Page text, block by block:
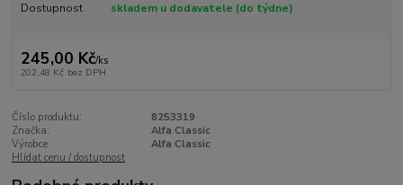
Dostupnost skladem u dodavatele (do týdne)
245,00 Kč/ks
202,48 Kč bez DPH
Číslo produktu:
8253319
Značka:
Alfa Classic
Výrobce:
Alfa Classic
Hlídat cenu / dostupnost